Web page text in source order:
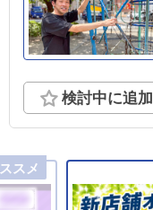
検討中に追加